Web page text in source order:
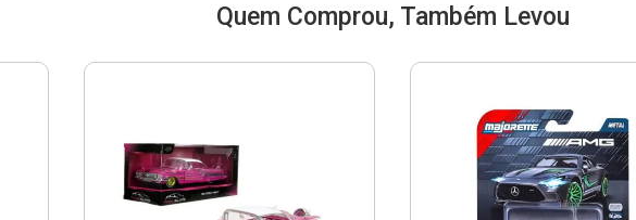
Quem Comprou, Também Levou